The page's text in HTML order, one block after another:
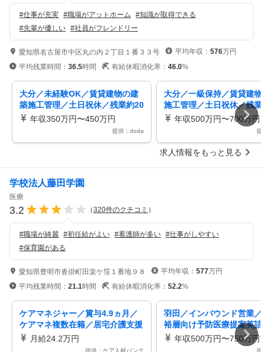
#仕事が充実 #職場がアットホーム #知識が取得できる
#先輩が優しい #社員がフレンドリー
愛知県名古屋市中区丸の内２丁目１番３３号 平均年収： 576万円
平均残業時間： 36.5時間 有給休暇消化率： 46.0%
大分／未経験OK／賃貸建物の建
築施工管理／土日祝休／残業約20
時間／フレックスタイム制で柔軟
年収350万円〜450万円
提供：doda
大分／一級保持／賃貸建
施工管理／土日祝休／残
間／フレックスタイム制
年収500万円〜700万円
求人情報をもっと見る
学校法人藤田学園
医療
3.2 （320件のクチコミ ）
#職場が綺麗 #初任給がよい #看護師が多い #仕事がしやすい
#保育園がある
愛知県豊明市沓掛町田楽ケ窪１番地９８ 平均年収： 577万円
平均残業時間： 21.1時間 有給休暇消化率： 52.2%
ケアマネジャー／賞与4.9ヵ月／
ケアマネ複数在籍／居宅介護支援
事業所（ケアマネージャー）
月給24.2万円
提供：ケア人材バンク
羽田／インバウンド営業
裕層向け予防医療提案英
せる／企画実行型
年収500万円〜750万円